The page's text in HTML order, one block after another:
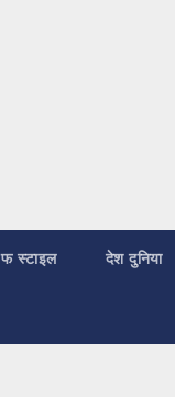
स्टाइल देश दुनिया